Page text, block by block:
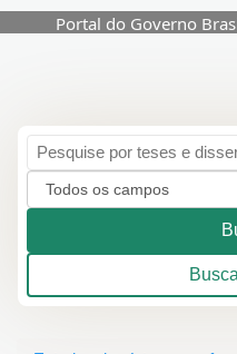
Portal do Governo